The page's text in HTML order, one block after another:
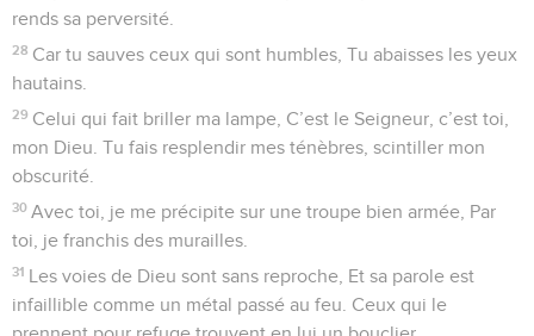
17 Du ciel, sa main vient pour me prendre, Me retirer des
grandes eaux,
18 M’arracher à mes adversaires, à mes rivaux plus forts que
moi.
19 Ils m’attendaient au jour néfaste, mais le Seigneur fut mon
appui.
20 Il m’a délivré de l’angoisse, il m’a sauvé car il m’aimait.
21 Oui, le Seigneur a bien voulu me traiter selon sa justice, Il
a vu que mes mains sont pures, le Seigneur m’a
récompensé.